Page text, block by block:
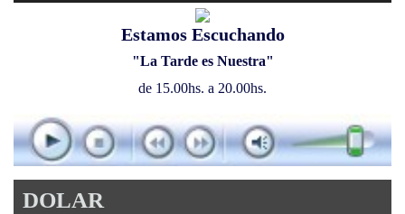
Estamos Escuchando
"La Tarde es Nuestra"
de 15.00hs. a 20.00hs.
DOLAR